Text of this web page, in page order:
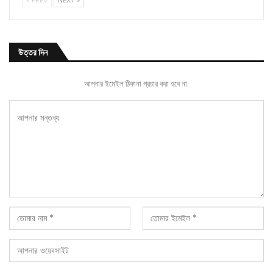
উত্তর দিন
আপনার ইমেইল ঠিকানা প্রচার করা হবে না.